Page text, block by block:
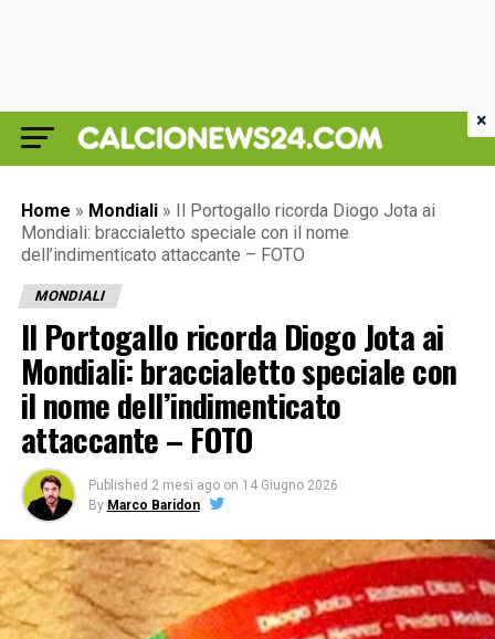
Home » Mondiali » Il Portogallo ricorda Diogo Jota ai
Mondiali: braccialetto speciale con il nome
dell’indimenticato attaccante – FOTO
MONDIALI
Il Portogallo ricorda Diogo Jota ai
Mondiali: braccialetto speciale con
il nome dell’indimenticato
attaccante – FOTO
Published 2 mesi ago on 14 Giugno 2026
By Marco Baridon
×